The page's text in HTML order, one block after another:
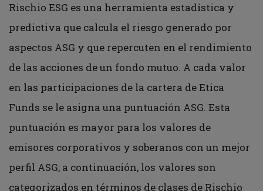
Rischio ESG es una herramienta estadística y
predictiva que calcula el riesgo generado por
aspectos ASG y que repercuten en el rendimiento
de las acciones de un fondo mutuo. A cada valor
en las participaciones de la cartera de Etica
Funds se le asigna una puntuación ASG. Esta
puntuación es mayor para los valores de
emisores corporativos y soberanos con un mejor
perfil ASG; a continuación, los valores son
categorizados en términos de clases de Rischio